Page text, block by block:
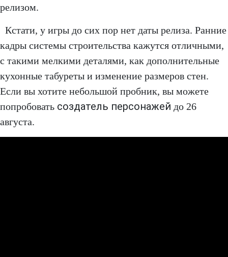
релизом.
Кстати, у игры до сих пор нет даты релиза. Ранние
кадры системы строительства кажутся отличными,
с такими мелкими деталями, как дополнительные
кухонные табуреты и изменение размеров стен.
Если вы хотите небольшой пробник, вы можете
попробовать создатель персонажей до 26
августа.